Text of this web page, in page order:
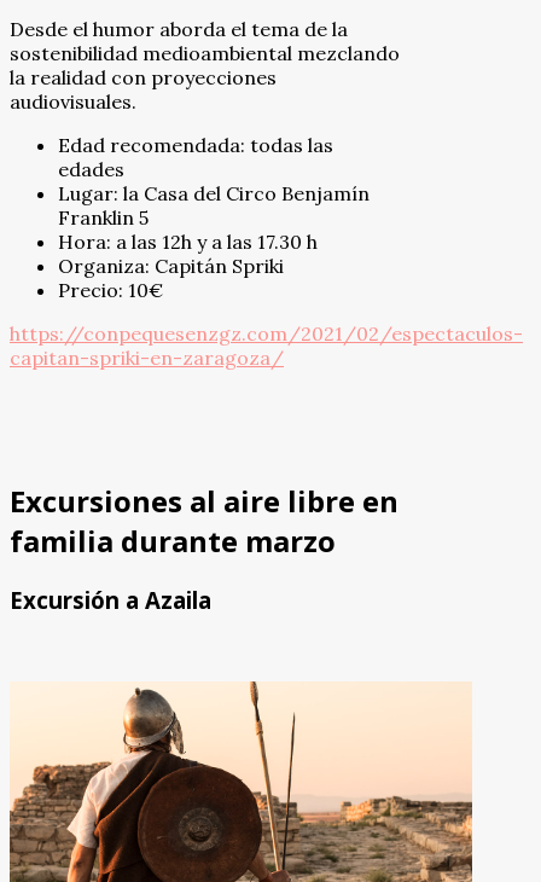
Desde el humor aborda el tema de la
sostenibilidad medioambiental mezclando
la realidad con proyecciones
audiovisuales.
Edad recomendada: todas las
edades
Lugar: la Casa del Circo Benjamín
Franklin 5
Hora: a las 12h y a las 17.30 h
Organiza: Capitán Spriki
Precio: 10€
https://conpequesenzgz.com/2021/02/espectaculos-
capitan-spriki-en-zaragoza/
Excursiones al aire libre en
familia durante marzo
Excursión a Azaila